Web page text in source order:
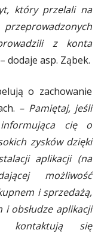
który przelali na
z konta
– dodaje asp. Ząbek.
o zachowanie
– Pamiętaj, jeśli
cię o
zysków dzięki
aplikacji (na
możliwość
i sprzedażą,
obsłudze aplikacji
kontaktują się